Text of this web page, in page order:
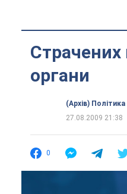
Страчених
органи
(Архів) Політика
27.08.2009 21:38
0